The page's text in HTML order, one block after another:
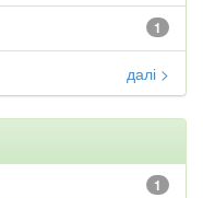
1
далі >
1